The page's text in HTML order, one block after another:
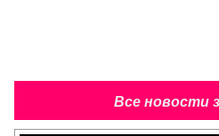
Все новости